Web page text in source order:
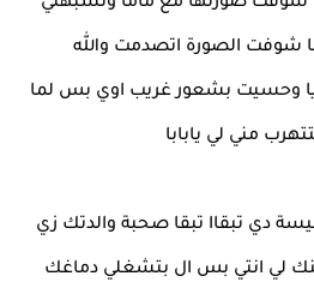
شوفت الصورة اتصدمت والله
وحسيت بشعور غريب اوي بس لما
مني لي يابابا
دي تبقاا تبقا صحبة والدتك زي
لي انتي بس ال بتشغلي دماغك